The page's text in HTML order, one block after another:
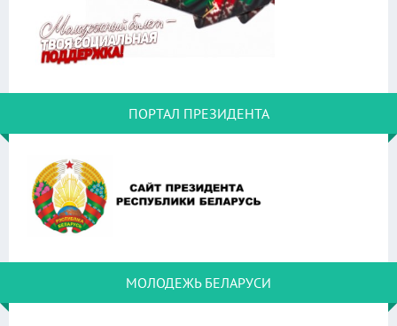
ПОРТАЛ ПРЕЗИДЕНТА
МОЛОДЕЖЬ БЕЛАРУСИ